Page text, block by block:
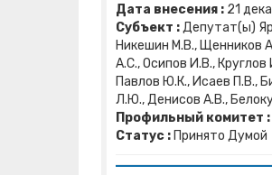
Дата внесения : 21
Субъект :Депутат(ы)
Никешин М.В., Щенников
А.С., Осипов И.В.,
Павлов Ю.К., Исаев П.В.,
Л.Ю., Денисов А.В.,
Профильный комитет :
Статус : Принято Думой